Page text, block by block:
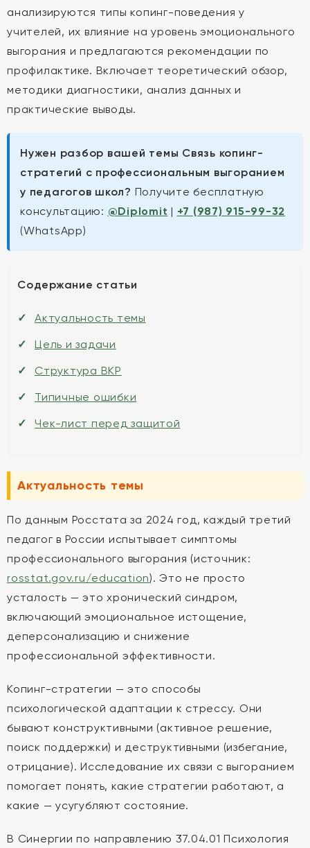
анализируются типы копинг-поведения у
учителей, их влияние на уровень эмоционального
выгорания и предлагаются рекомендации по
профилактике. Включает теоретический обзор,
методики диагностики, анализ данных и
практические выводы.
Нужен разбор вашей темы Связь копинг-
стратегий с профессиональным выгоранием
у педагогов школ? Получите бесплатную
консультацию: @Diplomit | +7 (987) 915-99-32
(WhatsApp)
Содержание статьи
Актуальность темы
Цель и задачи
Структура ВКР
Типичные ошибки
Чек-лист перед защитой
Актуальность темы
По данным Росстата за 2024 год, каждый третий
педагог в России испытывает симптомы
профессионального выгорания (источник:
rosstat.gov.ru/education). Это не просто
усталость — это хронический синдром,
включающий эмоциональное истощение,
деперсонализацию и снижение
профессиональной эффективности.
Копинг-стратегии — это способы
психологической адаптации к стрессу. Они
бывают конструктивными (активное решение,
поиск поддержки) и деструктивными (избегание,
отрицание). Исследование их связи с выгоранием
помогает понять, какие стратегии работают, а
какие — усугубляют состояние.
В Синергии по направлению 37.04.01 Психология